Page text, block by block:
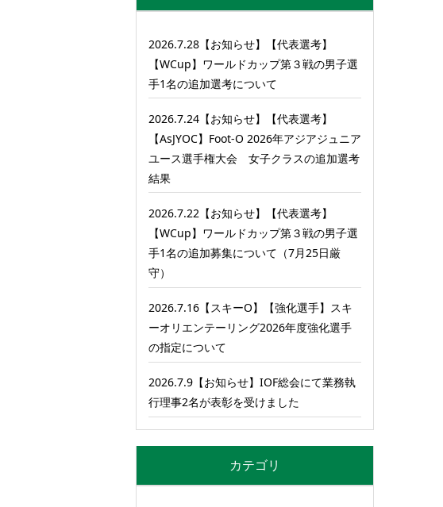
2026.7.28【お知らせ】【代表選考】
【WCup】ワールドカップ第３戦の男子選
手1名の追加選考について
2026.7.24【お知らせ】【代表選考】
【AsJYOC】Foot-O 2026年アジアジュニア
ユース選手権大会 女子クラスの追加選考
結果
2026.7.22【お知らせ】【代表選考】
【WCup】ワールドカップ第３戦の男子選
手1名の追加募集について（7月25日厳
守）
2026.7.16【スキーO】【強化選手】スキ
ーオリエンテーリング2026年度強化選手
の指定について
2026.7.9【お知らせ】IOF総会にて業務執
行理事2名が表彰を受けました
カテゴリ